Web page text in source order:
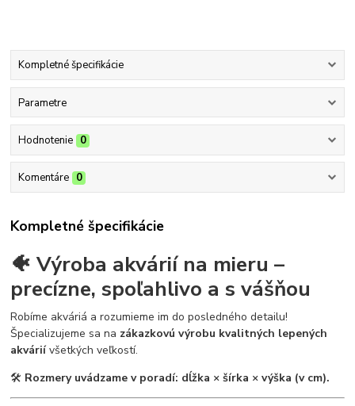
Kompletné špecifikácie
Parametre
Hodnotenie 0
Komentáre 0
Kompletné špecifikácie
🐠 Výroba akvárií na mieru –
precízne, spoľahlivo a s vášňou
Robíme akváriá a rozumieme im do posledného detailu!
Špecializujeme sa na zákazkovú výrobu kvalitných lepených
akváriívšetkých veľkostí.
🛠 Rozmery uvádzame v poradí: dĺžka × šírka × výška (v cm).